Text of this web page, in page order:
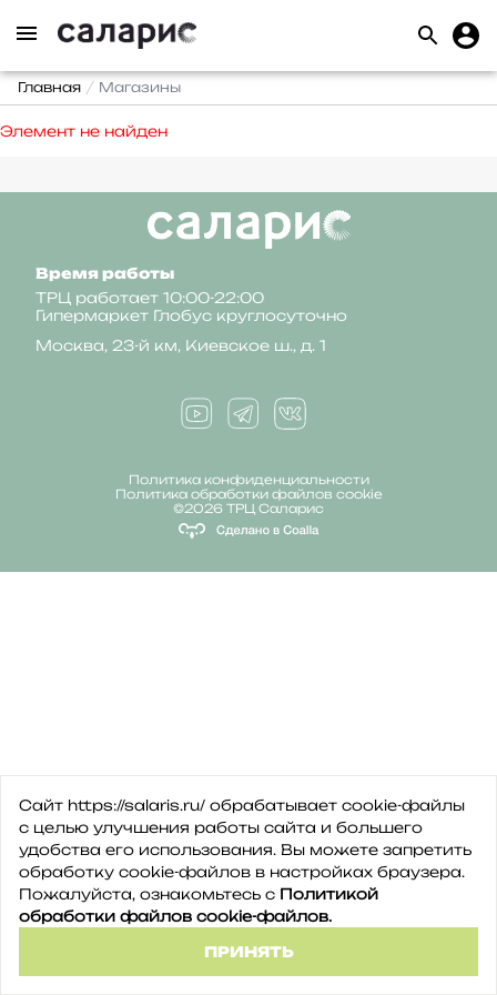
Главная Магазины
Элемент не найден
Время работы
ТРЦ работает 10:00-22:00
Гипермаркет Глобус круглосуточно
Москва, 23-й км, Киевское ш., д. 1
Политика конфиденциальности
Политика обработки файлов cookie
©2026 ТРЦ Саларис
Сайт https://salaris.ru/ обрабатывает cookie-файлы
с целью улучшения работы сайта и большего
удобства его использования. Вы можете запретить
обработку сookie-файлов в настройках браузера.
Пожалуйста, ознакомьтесь с Политикой
обработки файлов cookie-файлов.
ПРИНЯТЬ